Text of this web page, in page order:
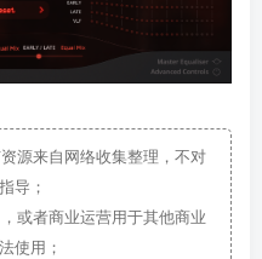
源来自网络收集整理，不对
导；
或者商业运营用于其他商业
使用；